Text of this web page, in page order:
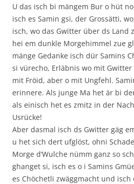
U das isch bi mängem Bur o hüt
isch es Samin gsi, der Grossätti,
isch, wo das Gwitter über ds Land
hei em dunkle Morgehimmel zue
mänge Gedanke isch dür Samins
si vürecho, Erläbnis wo mit Gwitter
mit Fröid, aber o mit Ungfehl.
erinnere. Als junge Ma het är bi
als einisch het es zmitz in der
Usrücke!
Aber dasmal isch ds Gwitter gäg
u het sich dert ufglöst, ohni
Morge d’Wulche nümm ganz so
ghanget si, isch es o i Samins
es Chöchetli zwäggmacht und